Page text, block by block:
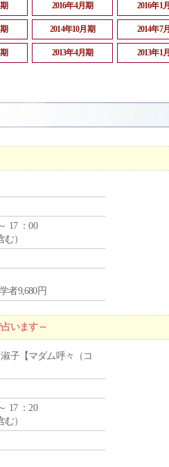
2016年4月期 2016年1
2014年10月期 2014年7
2013年4月期 2013年1
17 ：00
む）
者9,680円
います～
子【マダム呼々（コ
17 ：20
む）